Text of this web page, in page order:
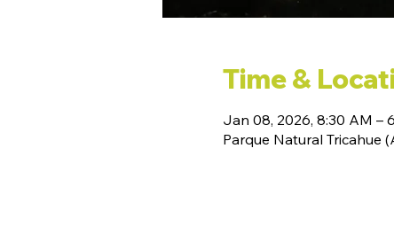
Time &
Jan 08, 2026, 8:30 AM –
Parque Natural Tricahue